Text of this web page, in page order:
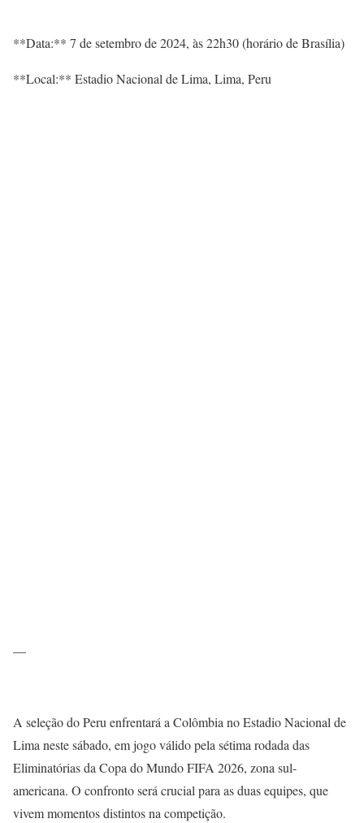
**Data:** 7 de setembro de 2024, às 22h30 (horário de Brasília)
**Local:** Estadio Nacional de Lima, Lima, Peru
—
A seleção do Peru enfrentará a Colômbia no Estadio Nacional de
Lima neste sábado, em jogo válido pela sétima rodada das
Eliminatórias da Copa do Mundo FIFA 2026, zona sul-
americana. O confronto será crucial para as duas equipes, que
vivem momentos distintos na competição.